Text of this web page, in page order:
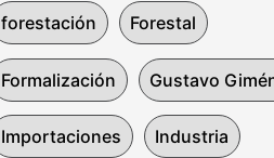
forestación Forestal
Formalización Gustavo
Importaciones Industria